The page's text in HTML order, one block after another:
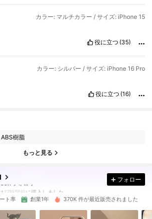
カラー: マルチカラー / サイズ: iPhone 15
役に立つ (35)
カラー: シルバー / サイズ: iPhone 16 Pro
役に立つ (16)
ABS樹脂
もっと見る
50K フォロワー
50K フォロワー
17時間前 に購入しました
50K フォロワー
フォロー
ト率 創業1年 370K 件が最近販売されました